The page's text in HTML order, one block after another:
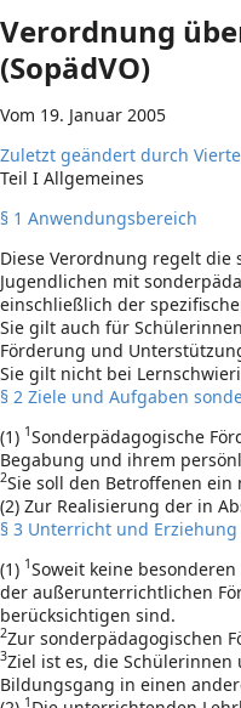
Verordnung
(SopädVO)
Vom 19. Januar 2005
Zuletzt geändert durch
Teil I Allgemeines
§ 1 Anwendungsbereich
Diese Verordnung regelt
Jugendlichen mit
einschließlich der
Sie gilt auch für
Förderung und
Sie gilt nicht bei
§ 2 Ziele und Aufgaben
(1) 1Sonderpädagogische
Begabung und ihrem
2Sie soll den Betroffenen
(2) Zur Realisierung der in
§ 3 Unterricht und Erziehung
(1) 1Soweit keine
der außerunterrichtlichen
berücksichtigen sind.
2Zur sonderpädagogischen
3Ziel ist es, die
Bildungsgang in einen
1